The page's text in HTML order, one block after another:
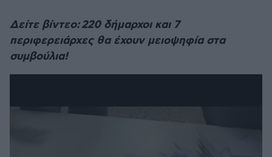
Δείτε βίντεο: 220 δήμαρχοι και 7
περιφερειάρχες θα έχουν μειοψηφία στα
συμβούλια!